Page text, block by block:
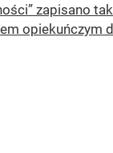
zapisano
opiekuńczym